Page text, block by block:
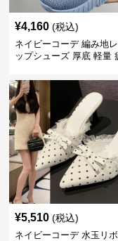
¥4,160 (税込)
ネイビーコーデ 編み地
ップシューズ 厚底 軽量
¥5,510 (税込)
ネイビーコーデ 水玉リ